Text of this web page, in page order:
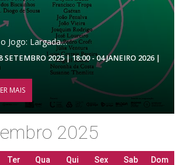
o Jogo: Largada…
SETEMBRO 2025 | 18:00 - 04 JANEIRO 2026 |
MAIS
2025
Ter Qua Qui Sex Sab Dom